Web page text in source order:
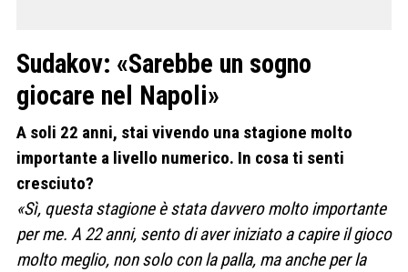
Sudakov: «Sarebbe un sogno
giocare nel Napoli»
A soli 22 anni, stai vivendo una stagione molto
importante a livello numerico. In cosa ti senti
cresciuto?
«Sì, questa stagione è stata davvero molto importante
per me. A 22 anni, sento di aver iniziato a capire il gioco
molto meglio, non solo con la palla, ma anche per la